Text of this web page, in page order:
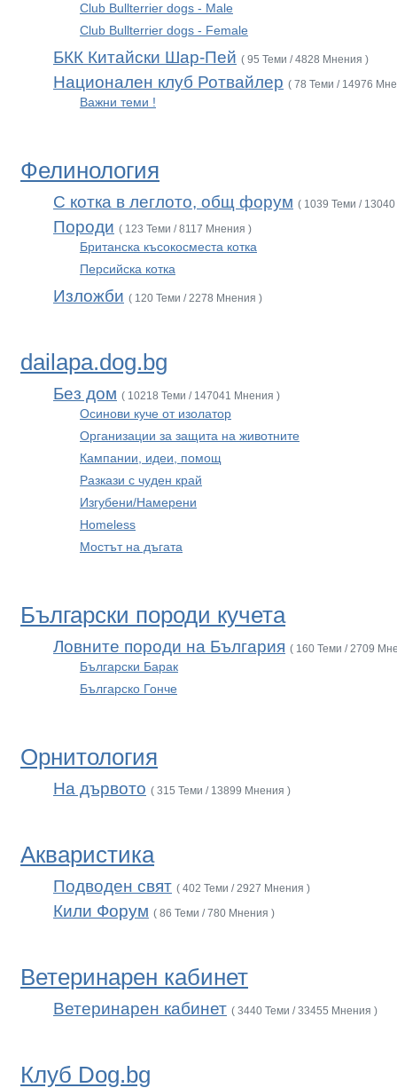
Club Bullterrier dogs - Male
Club Bullterrier dogs - Female
БКК Китайски Шар-Пей ( 95 Теми / 4828 Мнения )
Национален клуб Ротвайлер ( 78 Теми / 14976
Важни теми !
Фелинология
С котка в леглото, общ форум ( 1039 Теми /
Породи ( 123 Теми / 8117 Мнения )
Британска късокосместа котка
Персийска котка
Изложби ( 120 Теми / 2278 Мнения )
dailapa.dog.bg
Без дом ( 10218 Теми / 147041 Мнения )
Осинови куче от изолатор
Организации за защита на животните
Кампании, идеи, помощ
Разкази с чуден край
Изгубени/Намерени
Homeless
Мостът на дъгата
Български породи кучета
Ловните породи на България ( 160 Теми / 2709
Български Барак
Българско Гонче
Орнитология
На дървото ( 315 Теми / 13899 Мнения )
Акваристика
Подводен свят ( 402 Теми / 2927 Мнения )
Кили Форум ( 86 Теми / 780 Мнения )
Ветеринарен кабинет
Ветеринарен кабинет ( 3440 Теми / 33455 Мнения )
Клуб Dog.bg